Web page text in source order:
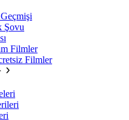
Şovu
Filmler
Filmler